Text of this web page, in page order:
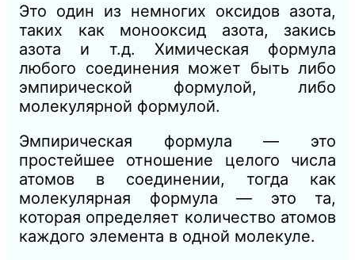
Это один из немногих оксидов азота,
таких как монооксид азота, закись
азота и т.д. Химическая формула
любого соединения может быть либо
эмпирической формулой, либо
молекулярной формулой.
Эмпирическая формула — это
простейшее отношение целого числа
атомов в соединении, тогда как
молекулярная формула — это та,
которая определяет количество атомов
каждого элемента в одной молекуле.